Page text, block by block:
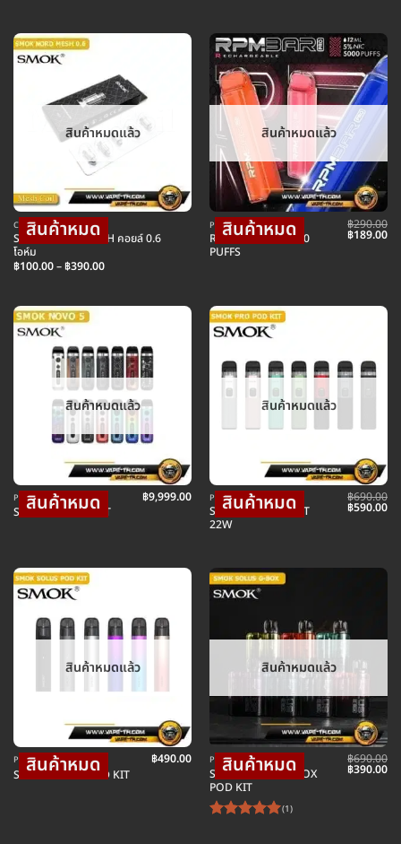
สินค้าหมดแล้ว
COIL คอยล์บุหรี่ไฟฟ้า
SMOK NORD MESH คอยล์ 0.6
โอห์ม
฿100.00–฿390.00Price
฿390.00
สินค้าหมดแล้ว
POD พอตใช้แล้วทิ้ง
RPM BAR PRO 5000
PUFFS
฿290.00
Original
price
฿189.00
สินค้าหมดแล้ว
POD พอตบุหรี่ไฟฟ้า
SMOK NOVO 5 KIT
฿9,999.00
สินค้าหมดแล้ว
POD พอตบุหรี่ไฟฟ้า
SMOK PROPOD KIT
22W
฿690.00
Original
price
฿590.00
สินค้าหมดแล้ว
POD พอตบุหรี่ไฟฟ้า
SMOK SOLUS POD KIT
฿490.00
สินค้าหมดแล้ว
POD พอตบุหรี่ไฟฟ้า
SMOK SOLUS G-BOX
POD KIT
(1)
฿690.00
Original
฿390.00